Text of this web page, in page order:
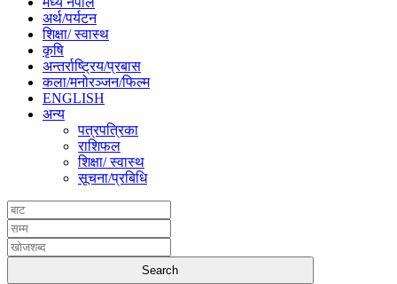
अर्थ/पर्यटन
शिक्षा/ स्वास्थ
कृषि
अन्तर्राष्ट्रिय/प्रबास
कला/मनोरञ्जन/फिल्म
ENGLISH
अन्य
पत्रपत्रिका
राशिफल
शिक्षा/ स्वास्थ
सूचना/प्रबिधि